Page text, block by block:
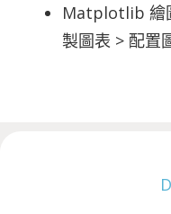
Matplotlib 繪
製圖表 > 配置